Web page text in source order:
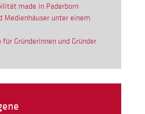
made in Paderborn
Medienhäuser unter einem
Gründerinnen und Gründer